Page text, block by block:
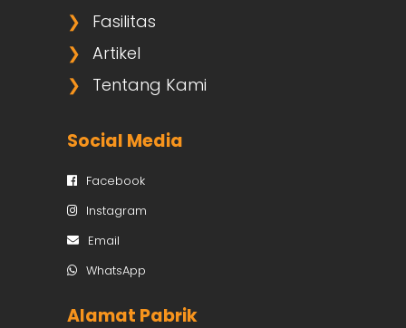
❯
Fasilitas
❯ Artikel
❯
Tentang Kami
Social Media
Facebook
Instagram
Email
WhatsApp
Alamat Pabrik